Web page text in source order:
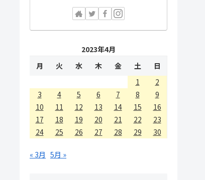
2023年4月
月
火 水 木 金 土
日
1
2
3
4 5 6 7 8
9
10
11 12 13 14 15
16
17
18 19 20 21 22
23
24
25 26 27 28 29 30
« 3月 5月 »